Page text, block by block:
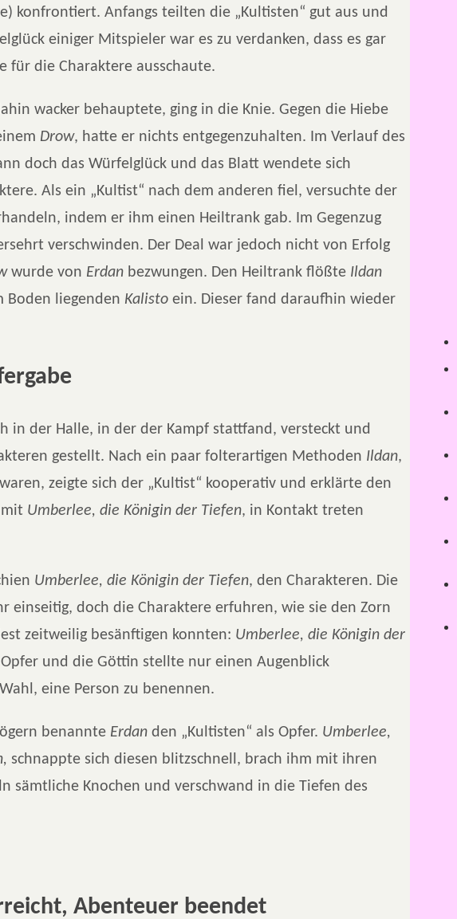
konfrontiert. Anfangs teilten die „Kultisten“ gut aus und
einiger Mitspieler war es zu verdanken, dass es gar
für die Charaktere ausschaute.
wacker behauptete, ging in die Knie. Gegen die Hiebe
Drow, hatte er nichts entgegenzuhalten. Im Verlauf des
doch das Würfelglück und das Blatt wendete sich
Als ein „Kultist“ nach dem anderen fiel, versuchte der
indem er ihm einen Heiltrank gab. Im Gegenzug
verschwinden. Der Deal war jedoch nicht von Erfolg
wurde von Erdan bezwungen. Den Heiltrank flößte Ildan
Boden liegenden Kalisto ein. Dieser fand daraufhin wieder
in der Halle, in der der Kampf stattfand, versteckt und
gestellt. Nach ein paar folterartigen Methoden Ildan,
zeigte sich der „Kultist“ kooperativ und erklärte den
Umberlee, die Königin der Tiefen, in Kontakt treten
Umberlee, die Königin der Tiefen, den Charakteren. Die
einseitig, doch die Charaktere erfuhren, wie sie den Zorn
zeitweilig besänftigen konnten: Umberlee, die Königin der
und die Göttin stellte nur einen Augenblick
eine Person zu benennen.
benannte Erdan den „Kultisten“ als Opfer. Umberlee,
schnappte sich diesen blitzschnell, brach ihm mit ihren
sämtliche Knochen und verschwand in die Tiefen des
Abenteuer beendet